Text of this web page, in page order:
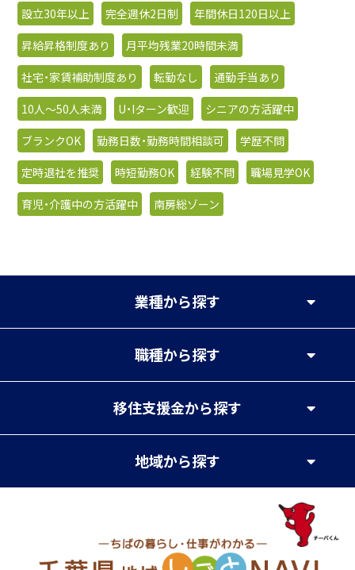
設立30年以上
完全週休2日制
年間休日120日以上
昇給昇格制度あり
月平均残業20時間未満
社宅・家賃補助制度あり
転勤なし
通勤手当あり
10人〜50人未満
U・Iターン歓迎
シニアの方活躍中
ブランクOK
勤務日数・勤務時間相談可
学歴不問
定時退社を推奨
時短勤務OK 経験不問
職場見学OK
育児・介護中の方活躍中
南房総ゾーン
業種から探す
職種から探す
移住支援金から探す
地域から探す